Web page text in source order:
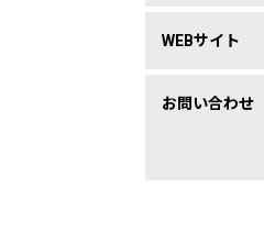
WEBサイト
お問い合わせ